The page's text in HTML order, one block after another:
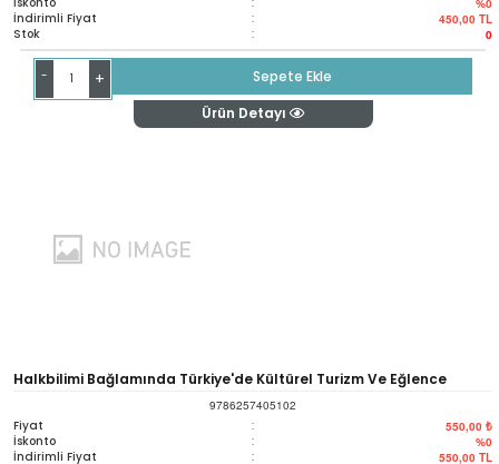
%0
İndirimli Fiyat : 450,00 TL
Stok : 0
- +
Sepete Ekle
Ürün Detayı
Halkbilimi Bağlamında Türkiye'de Kültürel Turizm Ve Eğlence
Kültürü
9786257405102
Fiyat : 550,00 ₺
İskonto : %0
İndirimli Fiyat : 550,00 TL